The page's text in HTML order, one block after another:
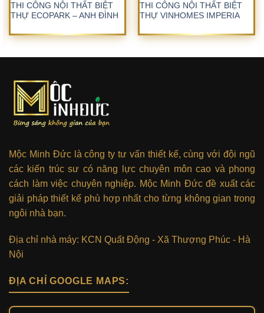
THI CÔNG NỘI THẤT BIỆT
THỰ ECOPARK – ANH ĐÌNH
THI CÔNG NỘI THẤT BIỆT
THỰ VINHOMES IMPERIA
Mộc Minh Đức là công ty tư vấn thiết kế, cùng với đội ngũ
các kiến trúc sư có năng lực chuyên môn cao và phong
cách làm việc chuyên nghiệp. Mộc Minh Đức đề xuất các
giải pháp thiết kế phù hợp nhất cho từng không gian trong
ngôi nhà bạn.
Địa chỉ nhà máy: KCN Quất Động - Xã Thượng Phúc - Hà
Nội
ĐỊA CHỈ GOOGLE MAPS: